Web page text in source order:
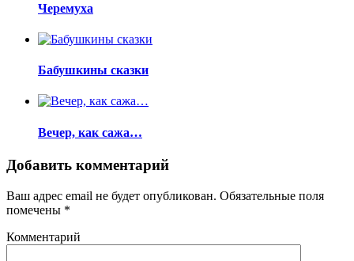
Черемуха
Бабушкины сказки
Вечер, как сажа…
Добавить комментарий
Ваш адрес email не будет опубликован. Обязательные поля
помечены *
Комментарий